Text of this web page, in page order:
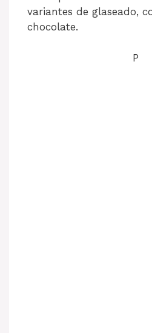
variantes de glaseado,
chocolate.
P